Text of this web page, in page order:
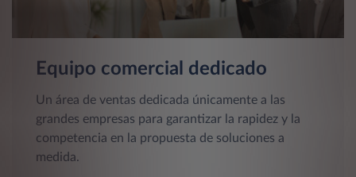
Equipo comercial dedicado
Un área de ventas dedicada únicamente a las
grandes empresas para garantizar la rapidez y la
competencia en la propuesta de soluciones a
medida.